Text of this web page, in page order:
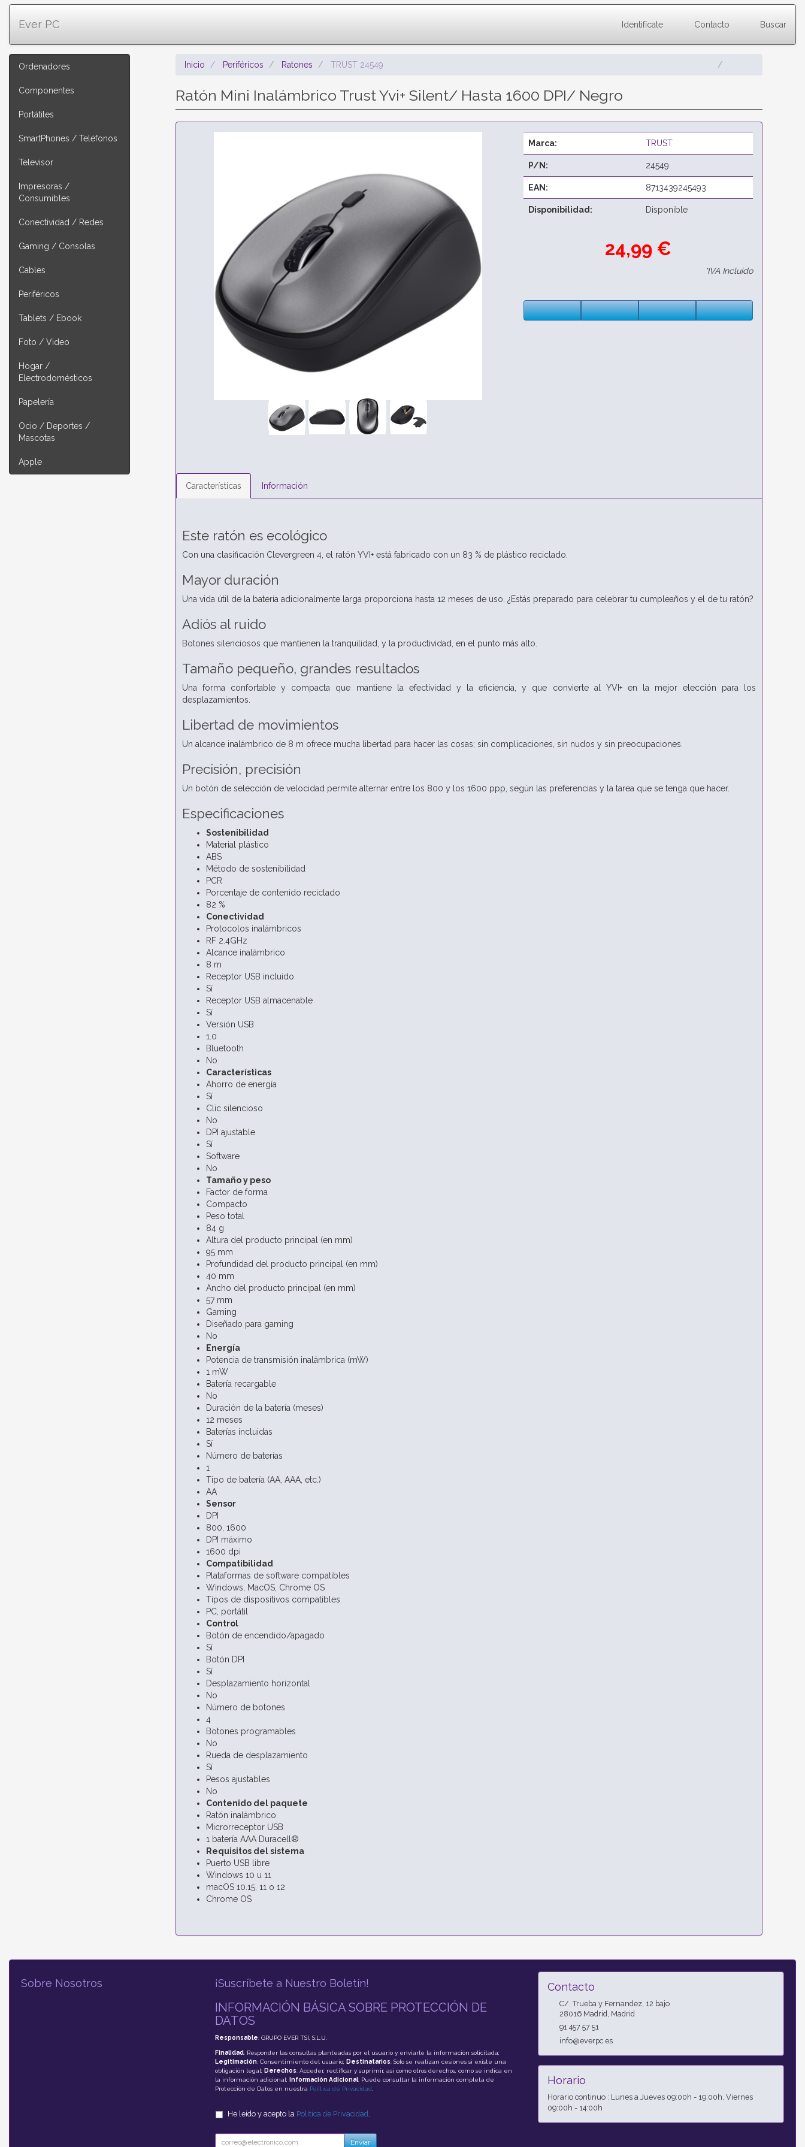
Ever PC Identifícate Contacto Buscar
Ordenadores
Componentes
Portátiles
SmartPhones / Teléfonos
Televisor
Impresoras /
Consumibles
Conectividad / Redes
Gaming / Consolas
Cables
Periféricos
Tablets / Ebook
Foto / Video
Hogar /
Electrodomésticos
Papelería
Ocio / Deportes /
Mascotas
Apple
Inicio Periféricos Ratones TRUST 24549
Ratón Mini Inalámbrico Trust Yvi+ Silent/ Hasta 1600 DPI/ Negro
Marca: TRUST
P/N: 24549
EAN: 8713439245493
Disponibilidad: Disponible
24,99 €
*IVA Incluido
Características Información
Este ratón es ecológico
Con una clasificación Clevergreen 4, el ratón YVI+ está fabricado con un 83 % de plástico reciclado.
Mayor duración
Una vida útil de la batería adicionalmente larga proporciona hasta 12 meses de uso. ¿Estás preparado para celebrar tu cumpleaños y el de tu ratón?
Adiós al ruido
Botones silenciosos que mantienen la tranquilidad, y la productividad, en el punto más alto.
Tamaño pequeño, grandes resultados
Una forma confortable y compacta que mantiene la efectividad y la eficiencia, y que convierte al YVI+ en la mejor elección para los
desplazamientos.
Libertad de movimientos
Un alcance inalámbrico de 8 m ofrece mucha libertad para hacer las cosas; sin complicaciones, sin nudos y sin preocupaciones.
Precisión, precisión
Un botón de selección de velocidad permite alternar entre los 800 y los 1600 ppp, según las preferencias y la tarea que se tenga que hacer.
Especificaciones
Sostenibilidad
Material plástico
ABS
Método de sostenibilidad
PCR
Porcentaje de contenido reciclado
82 %
Conectividad
Protocolos inalámbricos
RF 2.4GHz
Alcance inalámbrico
8 m
Receptor USB incluido
Sí
Receptor USB almacenable
Sí
Versión USB
1.0
Bluetooth
No
Características
Ahorro de energía
Sí
Clic silencioso
No
DPI ajustable
Sí
Software
No
Tamaño y peso
Factor de forma
Compacto
Peso total
84 g
Altura del producto principal (en mm)
95 mm
Profundidad del producto principal (en mm)
40 mm
Ancho del producto principal (en mm)
57 mm
Gaming
Diseñado para gaming
No
Energía
Potencia de transmisión inalámbrica (mW)
1 mW
Batería recargable
No
Duración de la batería (meses)
12 meses
Baterías incluidas
Sí
Número de baterías
1
Tipo de batería (AA, AAA, etc.)
AA
Sensor
DPI
800, 1600
DPI máximo
1600 dpi
Compatibilidad
Plataformas de software compatibles
Windows, MacOS, Chrome OS
Tipos de dispositivos compatibles
PC, portátil
Control
Botón de encendido/apagado
Sí
Botón DPI
Sí
Desplazamiento horizontal
No
Número de botones
4
Botones programables
No
Rueda de desplazamiento
Sí
Pesos ajustables
No
Contenido del paquete
Ratón inalámbrico
Microrreceptor USB
1 batería AAA Duracell®
Requisitos del sistema
Puerto USB libre
Windows 10 u 11
macOS 10.15, 11 o 12
Chrome OS
Sobre Nosotros ¡Suscríbete a Nuestro Boletín!
INFORMACIÓN BÁSICA SOBRE PROTECCIÓN DE
DATOS
Responsable: GRUPO EVER TSI, S.L.U.
Finalidad: Responder las consultas planteadas por el usuario y enviarle la información solicitada;
Legitimación: Consentimiento del usuario; Destinatarios: Solo se realizan cesiones si existe una
obligación legal; Derechos: Acceder, rectificar y suprimir, así como otros derechos, como se indica en
la información adicional;
Información Adicional: Puede consultar la información completa de
Protección de Datos en nuestra Política de Privacidad.
He leído y acepto la Política de Privacidad .
Enviar
Contacto
C/. Trueba y Fernandez, 12 bajo
28016 Madrid, Madrid
91 457 57 51
info@everpc.es
Horario
Horario continuo : Lunes a Jueves 09:00h - 19:00h, Viernes
09:00h - 14:00h